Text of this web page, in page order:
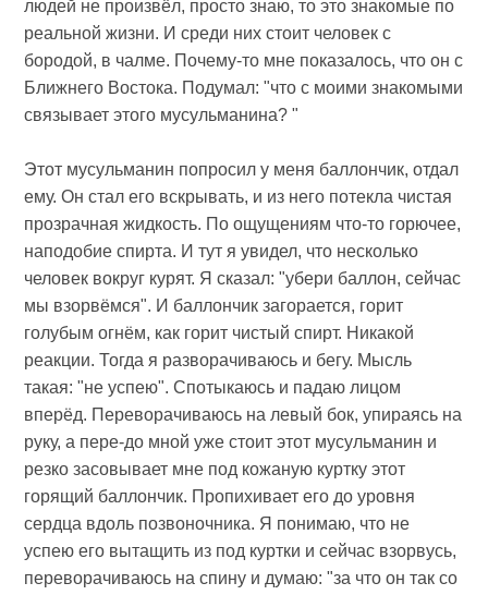
людей не произвёл, просто знаю, то это знакомые по
реальной жизни. И среди них стоит человек с
бородой, в чалме. Почему-то мне показалось, что он с
Ближнего Востока. Подумал: "что с моими знакомыми
связывает этого мусульманина? "
Этот мусульманин попросил у меня баллончик, отдал
ему. Он стал его вскрывать, и из него потекла чистая
прозрачная жидкость. По ощущениям что-то горючее,
наподобие спирта. И тут я увидел, что несколько
человек вокруг курят. Я сказал: "убери баллон, сейчас
мы взорвёмся". И баллончик загорается, горит
голубым огнём, как горит чистый спирт. Никакой
реакции. Тогда я разворачиваюсь и бегу. Мысль
такая: "не успею". Спотыкаюсь и падаю лицом
вперёд. Переворачиваюсь на левый бок, упираясь на
руку, а пере-до мной уже стоит этот мусульманин и
резко засовывает мне под кожаную куртку этот
горящий баллончик. Пропихивает его до уровня
сердца вдоль позвоночника. Я понимаю, что не
успею его вытащить из под куртки и сейчас взорвусь,
переворачиваюсь на спину и думаю: "за что он так со